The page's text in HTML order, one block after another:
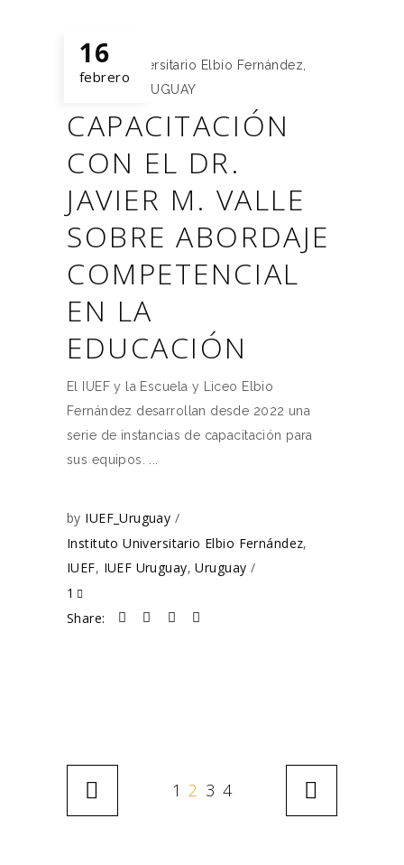
16
febrero
Instituto Universitario Elbio Fernández
IUEF URUGUAY
CAPACITACIÓN
CON EL DR.
JAVIER M. VALLE
SOBRE ABORDAJE
COMPETENCIAL
EN LA
EDUCACIÓN
El IUEF y la Escuela y Liceo Elbio
Fernández desarrollan desde 2022 una
serie de instancias de capacitación para
sus equipos.
by IUEF_Uruguay
Instituto Universitario Elbio Fernández,
IUEF, IUEF Uruguay,Uruguay
1
Share:
1 2 3 4